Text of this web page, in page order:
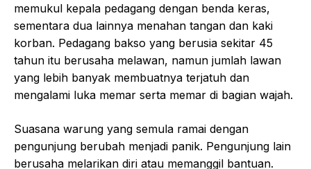
memukul kepala pedagang dengan benda keras,
sementara dua lainnya menahan tangan dan kaki
korban. Pedagang bakso yang berusia sekitar 45
tahun itu berusaha melawan, namun jumlah lawan
yang lebih banyak membuatnya terjatuh dan
mengalami luka memar serta memar di bagian wajah.
Suasana warung yang semula ramai dengan
pengunjung berubah menjadi panik. Pengunjung lain
berusaha melarikan diri atau memanggil bantuan.